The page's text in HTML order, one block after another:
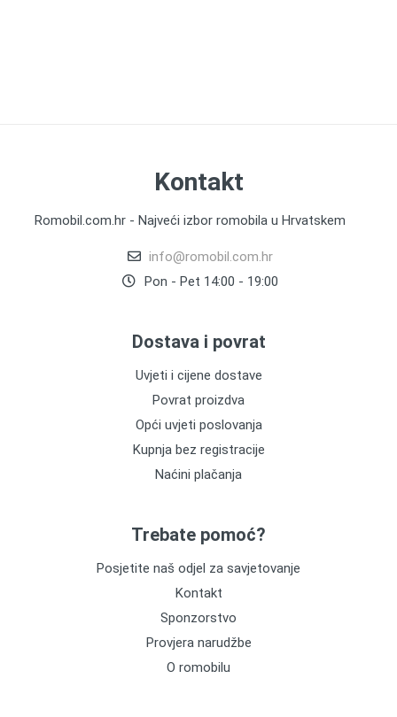
Kontakt
Romobil.com.hr - Najveći izbor romobila u Hrvatskem
info@romobil.com.hr
Pon - Pet 14:00 - 19:00
Dostava i povrat
Uvjeti i cijene dostave
Povrat proizdva
Opći uvjeti poslovanja
Kupnja bez registracije
Naćini plačanja
Trebate pomoć?
Posjetite naš odjel za savjetovanje
Kontakt
Sponzorstvo
Provjera narudžbe
O romobilu